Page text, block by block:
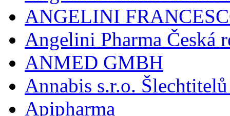
ANGELINI
Angelini Pharma Česká
ANMED GMBH
Annabis s.r.o.
Apipharma